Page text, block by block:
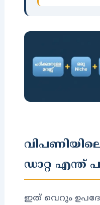
ഡാറ്റ എന്ത്
ഇത് വെറും